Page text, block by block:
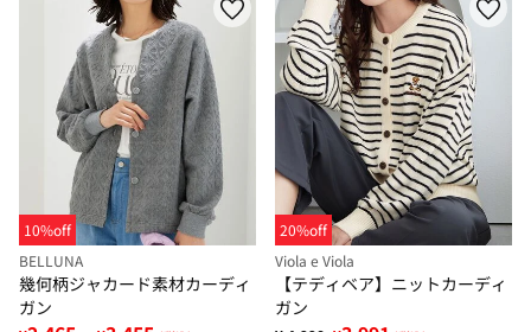
10%off
BELLUNA
幾何柄ジャカード素材カーディ
ガン
20%off
Viola e Viola
【テディベア】ニットカーディ
ガン